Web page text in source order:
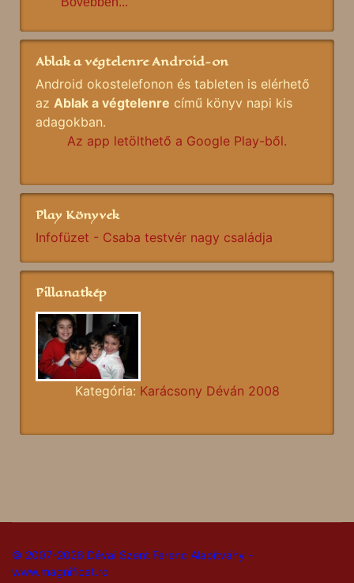
Ablak a végtelenre Android-on
Android okostelefonon és tableten is elérhető
az Ablak a végtelenre című könyv napi kis
adagokban.
Az app letölthető a Google Play-ből.
Play Könyvek
Infofüzet - Csaba testvér nagy családja
Pillanatkép
Kategória: Karácsony Déván 2008
© 2007-2026 Dévai Szent Ferenc Alapítvány -
www.magnificat.ro